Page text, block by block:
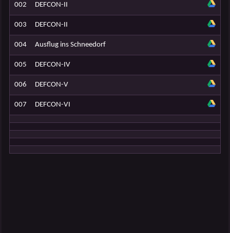
002 DEFCON-II
003 DEFCON-II
004 Ausflug ins Schneedorf
005 DEFCON-IV
006 DEFCON-V
007 DEFCON-VI